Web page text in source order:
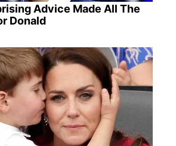
Advice Made All The
Donald